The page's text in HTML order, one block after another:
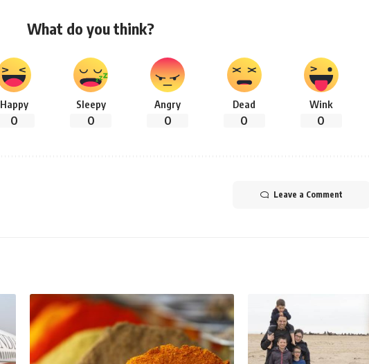
What do you think?
Happy
0
Sleepy
0
Angry
0
Dead
0
Wink
0
Leave a Comment